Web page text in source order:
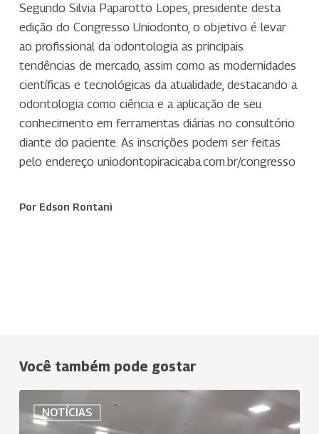
Segundo Silvia Paparotto Lopes, presidente desta
edição do Congresso Uniodonto, o objetivo é levar
ao profissional da odontologia as principais
tendências de mercado, assim como as modernidades
científicas e tecnológicas da atualidade, destacando a
odontologia como ciência e a aplicação de seu
conhecimento em ferramentas diárias no consultório
diante do paciente. As inscrições podem ser feitas
pelo endereço uniodontopiracicaba.com.br/congresso
Por Edson Rontani
Você também pode gostar
NOTÍCIAS
Fortaleza